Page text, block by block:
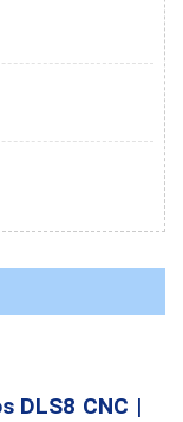
DLS8 CNC |